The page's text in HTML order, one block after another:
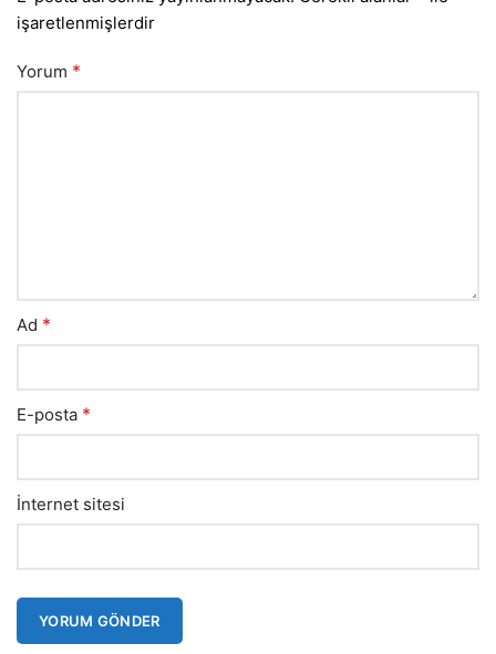
işaretlenmişlerdir
Yorum *
Ad *
E-posta *
İnternet sitesi